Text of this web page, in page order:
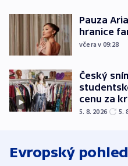
Pauza
hranice
včera v 09:28
Český
cenu za
5. 8. 2026 5.
Evropský pohled